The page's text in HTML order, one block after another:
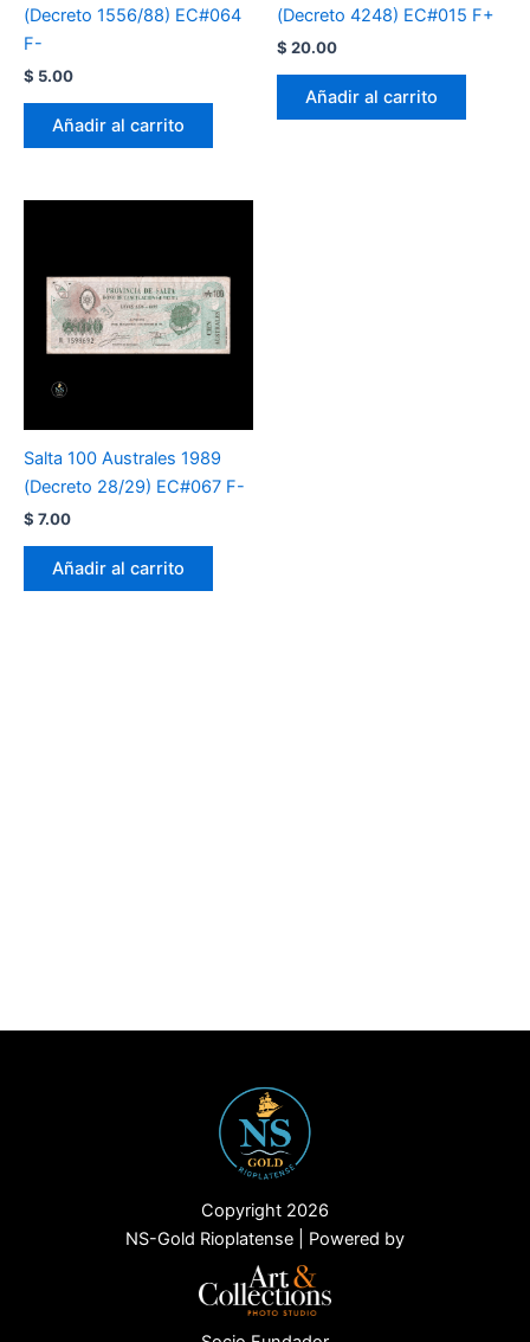
(Decreto 1556/88) EC#064
F-
$ 5.00
Añadir al carrito
(Decreto 4248) EC#015 F+
$ 20.00
Añadir al carrito
Salta 100 Australes 1989
(Decreto 28/29) EC#067 F-
$ 7.00
Añadir al carrito
Copyright 2026
NS-Gold Rioplatense | Powered by